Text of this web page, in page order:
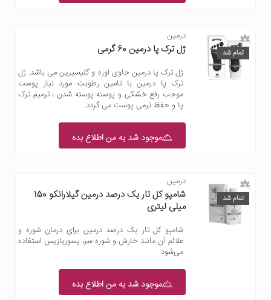
تمام شد
درمین
ژل ترک پا درمین 60 گرمی
ژل ترک پا درمین حاوی اوره و گلیسیرین می باشد. ژل
ترک پا درمین با تامین رطوبت مورد نیاز پوست
موجب رفع خشکی و پوسته پوسته شدن ، ترمیم ترک
پا و حفظ نرمی پوست می گردد.
موجود شد به من اطلاع بده
تمام شد
درمین
شامپو کل تار یک درصد درمین گیلارانکو 150
میلی لیتری
شامپو کل تار یک درصد درمین برای درمان شوره و
علائم آن مانند خارش و شوره سر، پسوریازیس استفاده
می‌شود.
موجود شد به من اطلاع بده